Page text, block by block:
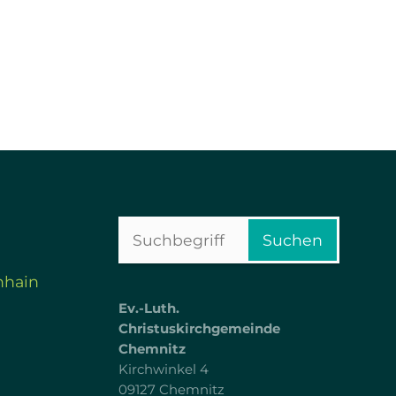
Suchen
Ev.-Luth.
Christuskirchgemeinde
Chemnitz
Kirchwinkel 4
09127 Chemnitz